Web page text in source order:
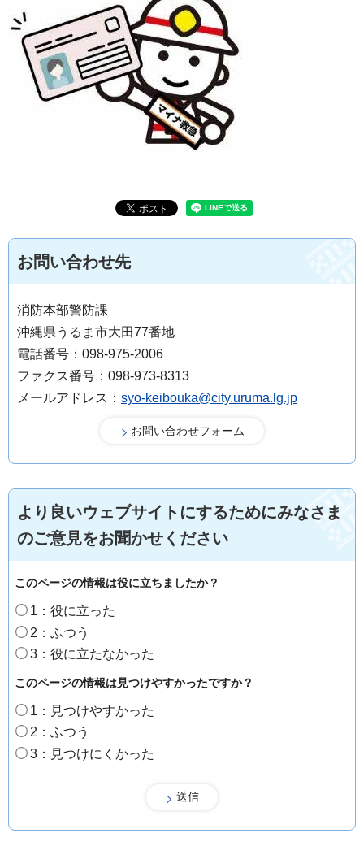
お問い合わせ先
消防本部警防課
沖縄県うるま市大田77番地
電話番号：098-975-2006
ファクス番号：098-973-8313
メールアドレス： syo-keibouka@city.uruma.lg.jp
より良いウェブサイトにするためにみなさま
のご意見をお聞かせください
このページの情報は役に立ちましたか？
1：役に立った
2：ふつう
3：役に立たなかった
このページの情報は見つけやすかったですか？
1：見つけやすかった
2：ふつう
3：見つけにくかった